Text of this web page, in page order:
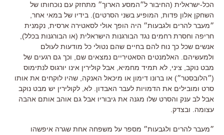
הכל-ישראלית (החיבור ל״המסע הארוך״ מתחזק עם נוכחותו של
השחקן אלון פדות, המופיע בשני הסרטים). בידיו של במאי אחר,
״מעבר להרים ולגבעות״ היה הופך אולי לסאטירה ארסית, נקמנית
חריפה וחסרת רחמים נגד הבורגנות הישראלית (או הבורגנות בכלל),
אנשים שכל כך נוח להם בחיים שהם נטולי כל מודעות לעולם
ולמעשיהם. האלמנטים הסאטיריים נמצאים שם, וכך גם רגעים של
מבט נוקב, ציני, לא תמיד מחמיא, אבל קולירין אינו יורגוס לנתימוס
(״הלובסטר״) או ברונו דימון או מיכאל האנקה, שהיו לוקחים את אותו
סרט ומובילים את הדמויות לעבר האבדון. לא, לקולירין יש מבט נוקב
אבל לב ענק והסרט שלו מגנה את גיבוריו אבל גם אוהב אותם אהבה
עצומה. ובצדק.
״מעבר להרים ולגבעות״ מספר על משפחה אחת שגרה איפשהו